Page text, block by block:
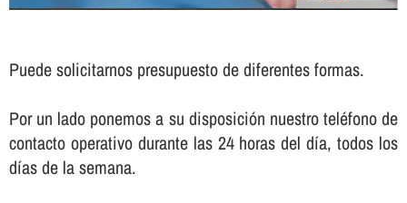
Puede solicitarnos presupuesto de diferentes formas.
Por un lado ponemos a su disposición nuestro teléfono de
contacto operativo durante las 24 horas del dí­a, todos los
dí­as de la semana.